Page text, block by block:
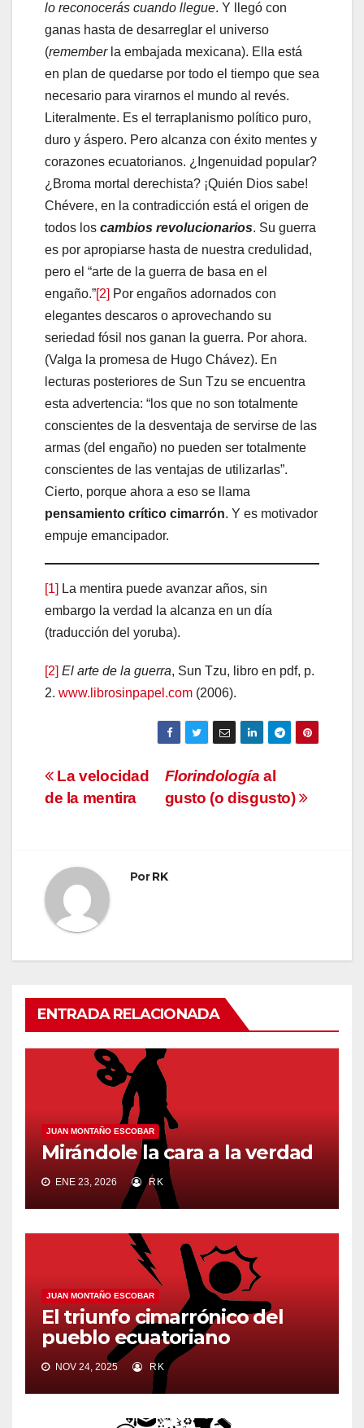
lo reconocerás cuando llegue. Y llegó con
ganas hasta de desarreglar el universo
(rememberla embajada mexicana). Ella está
en plan de quedarse por todo el tiempo que sea
necesario para virarnos el mundo al revés.
Literalmente. Es el terraplanismo político puro,
duro y áspero. Pero alcanza con éxito mentes y
corazones ecuatorianos. ¿Ingenuidad popular?
¿Broma mortal derechista? ¡Quién Dios sabe!
Chévere, en la contradicción está el origen de
todos los cambios revolucionarios. Su guerra
es por apropiarse hasta de nuestra credulidad,
pero el “arte de la guerra de basa en el
engaño.”[2] Por engaños adornados con
elegantes descaros o aprovechando su
seriedad fósil nos ganan la guerra. Por ahora.
(Valga la promesa de Hugo Chávez). En
lecturas posteriores de Sun Tzu se encuentra
esta advertencia: “los que no son totalmente
conscientes de la desventaja de servirse de las
armas (del engaño) no pueden ser totalmente
conscientes de las ventajas de utilizarlas”.
Cierto, porque ahora a eso se llama
pensamiento crítico cimarrón. Y es motivador
empuje emancipador.
[1] La mentira puede avanzar años, sin
embargo la verdad la alcanza en un día
(traducción del yoruba).
[2] El arte de la guerra, Sun Tzu, libro en pdf, p.
2. www.librosinpapel.com (2006).
Navegación
de
Florindología al
gusto (o disgusto)
La velocidad
de la mentira
PorRK
ENTRADA RELACIONADA
JUAN MONTAÑO ESCOBAR
Mirándole la cara a la verdad
ENE 23, 2026 RK
JUAN MONTAÑO ESCOBAR
El triunfo cimarrónico del
pueblo ecuatoriano
NOV 24, 2025 RK